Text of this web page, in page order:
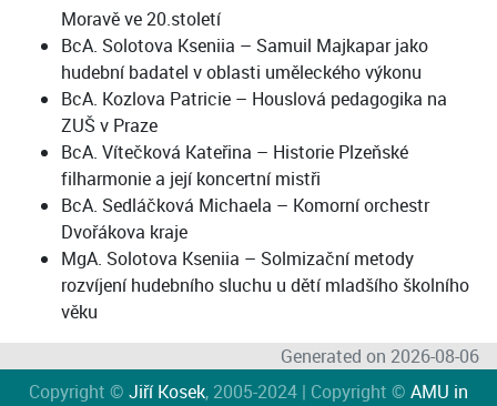
Moravě ve 20.století
BcA. Solotova Kseniia – Samuil Majkapar jako
hudební badatel v oblasti uměleckého výkonu
BcA. Kozlova Patricie – Houslová pedagogika na
ZUŠ v Praze
BcA. Vítečková Kateřina – Historie Plzeňské
filharmonie a její koncertní mistři
BcA. Sedláčková Michaela – Komorní orchestr
Dvořákova kraje
MgA. Solotova Kseniia – Solmizační metody
rozvíjení hudebního sluchu u dětí mladšího školního
věku
Generated on 2026-08-06
Copyright © Jiří Kosek, 2005-2024 | Copyright © AMU in